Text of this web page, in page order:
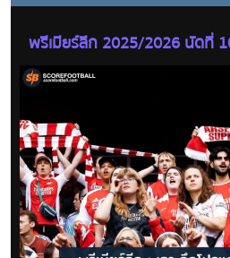
พรีเมียร์ลีก 2025/2026 นัดที่
พร้อมมนต์เสน่ห์สังเวียนแข้ง